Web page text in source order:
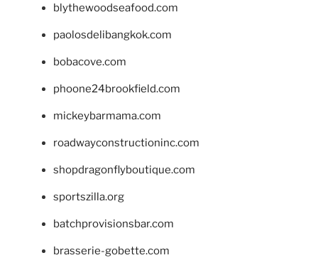
blythewoodseafood.com
paolosdelibangkok.com
bobacove.com
phoone24brookfield.com
mickeybarmama.com
roadwayconstructioninc.com
shopdragonflyboutique.com
sportszilla.org
batchprovisionsbar.com
brasserie-gobette.com